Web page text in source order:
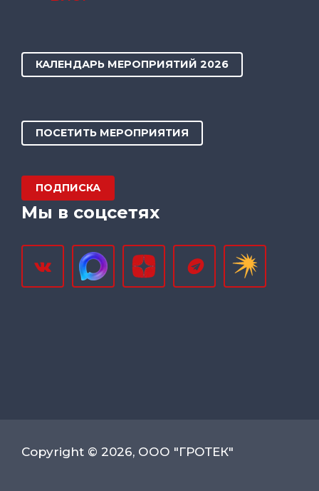
КАЛЕНДАРЬ МЕРОПРИЯТИЙ 2026
ПОСЕТИТЬ МЕРОПРИЯТИЯ
ПОДПИСКА
Мы в соцсетях
Copyright © 2026, ООО "ГРОТЕК"